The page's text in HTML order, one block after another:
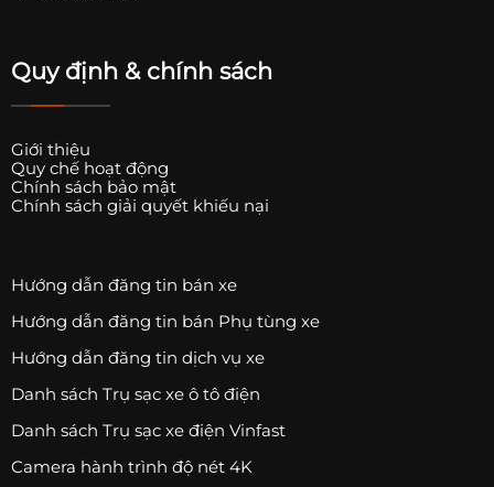
Quy định & chính sách
Giới thiệu
Quy chế hoạt động
Chính sách bảo mật
Chính sách giải quyết khiếu nại
Hướng dẫn đăng tin bán xe
Hướng dẫn đăng tin bán Phụ tùng xe
Hướng dẫn đăng tin dịch vụ xe
Danh sách Trụ sạc xe ô tô điện
Danh sách Trụ sạc xe điện Vinfast
Camera hành trình độ nét 4K